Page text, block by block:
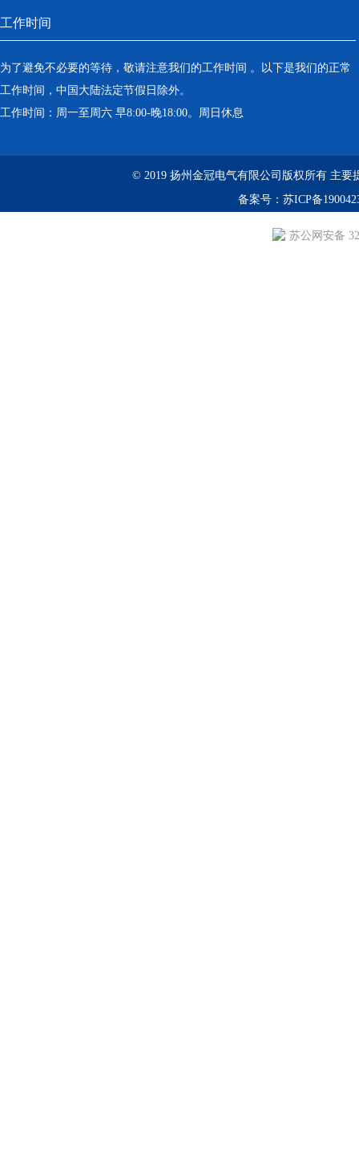
工作时间
为了避免不必要的等待，敬请注意我们的工作时间 。以下是我们的正常
工作时间，中国大陆法定节假日除外。
工作时间：周一至周六 早8:00-晚18:00。周日休息
© 2019 扬州金冠电气有限公司版权所有 主要
备案号： 苏ICP备
苏公网安备